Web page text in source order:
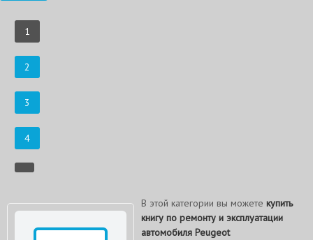
1
2
3
4
В этой категории вы можете купить
книгу по ремонту и эксплуатации
автомобиля Peugeot